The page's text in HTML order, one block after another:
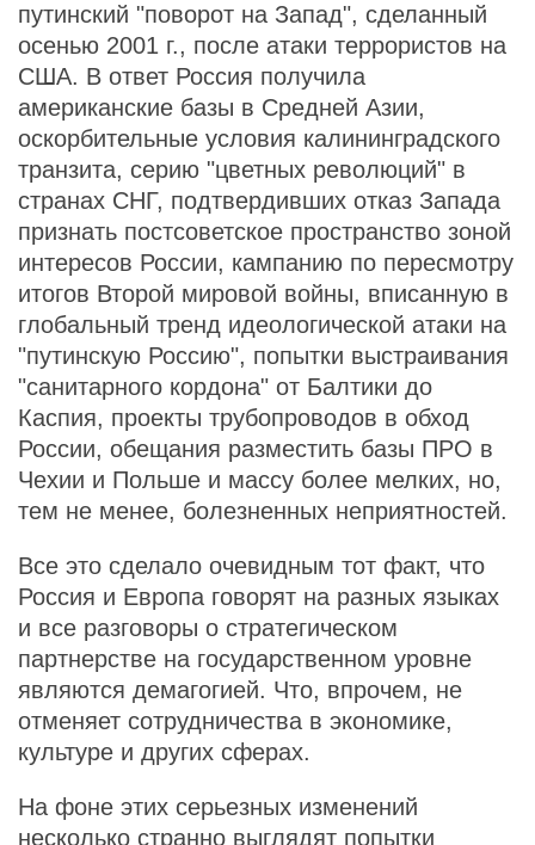
путинский "поворот на Запад", сделанный
осенью 2001 г., после атаки террористов на
США. В ответ Россия получила
американские базы в Средней Азии,
оскорбительные условия калининградского
транзита, серию "цветных революций" в
странах СНГ, подтвердивших отказ Запада
признать постсоветское пространство зоной
интересов России, кампанию по пересмотру
итогов Второй мировой войны, вписанную в
глобальный тренд идеологической атаки на
"путинскую Россию", попытки выстраивания
"санитарного кордона" от Балтики до
Каспия, проекты трубопроводов в обход
России, обещания разместить базы ПРО в
Чехии и Польше и массу более мелких, но,
тем не менее, болезненных неприятностей.
Все это сделало очевидным тот факт, что
Россия и Европа говорят на разных языках
и все разговоры о стратегическом
партнерстве на государственном уровне
являются демагогией. Что, впрочем, не
отменяет сотрудничества в экономике,
культуре и других сферах.
На фоне этих серьезных изменений
несколько странно выглядят попытки